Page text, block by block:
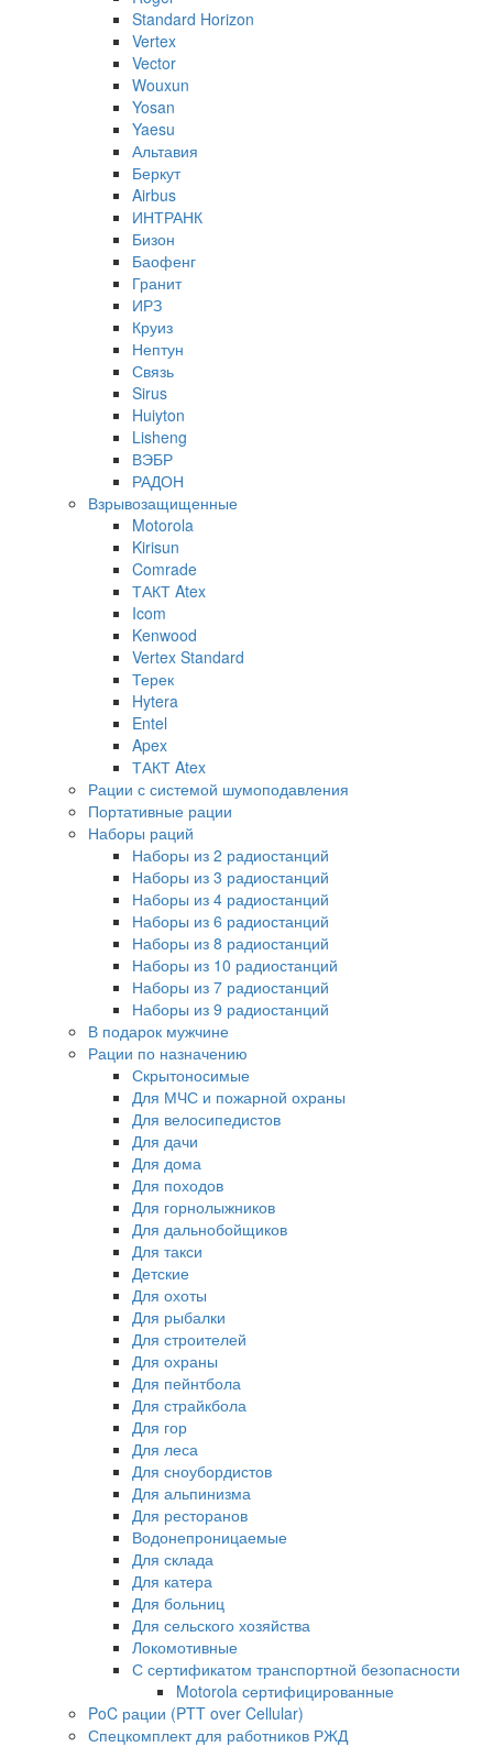
Standard Horizon
Vertex
Vector
Wouxun
Yosan
Yaesu
Альтавия
Беркут
Airbus
ИНТРАНК
Бизон
Баофенг
Гранит
ИРЗ
Круиз
Нептун
Связь
Sirus
Huiyton
Lisheng
ВЭБР
РАДОН
Взрывозащищенные
Motorola
Kirisun
Comrade
ТАКТ Atex
Icom
Kenwood
Vertex Standard
Терек
Hytera
Entel
Apex
ТАКТ Atex
Рации с системой шумоподавления
Портативные рации
Наборы раций
Наборы из 2 радиостанций
Наборы из 3 радиостанций
Наборы из 4 радиостанций
Наборы из 6 радиостанций
Наборы из 8 радиостанций
Наборы из 10 радиостанций
Наборы из 7 радиостанций
Наборы из 9 радиостанций
В подарок мужчине
Рации по назначению
Скрытоносимые
Для МЧС и пожарной охраны
Для велосипедистов
Для дачи
Для дома
Для походов
Для горнолыжников
Для дальнобойщиков
Для такси
Детские
Для охоты
Для рыбалки
Для строителей
Для охраны
Для пейнтбола
Для страйкбола
Для гор
Для леса
Для сноубордистов
Для альпинизма
Для ресторанов
Водонепроницаемые
Для склада
Для катера
Для больниц
Для сельского хозяйства
Локомотивные
С сертификатом транспортной безопасности
Motorola сертифицированные
PoC рации (PTT over Cellular)
Спецкомплект для работников РЖД